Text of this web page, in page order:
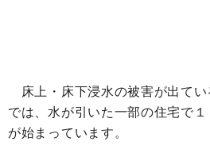
床上・床下浸水の被害が出てい
では、水が引いた一部の住宅で
が始まっています。